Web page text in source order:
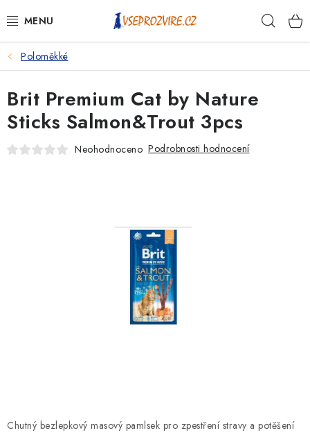
na
PSI
KOČKY
KONĚ
KRÁLÍCI/HLODAVCI/PTÁCI
Poloměkké
Chutný bezlepkový masový pamlsek pro zpestření stravy a potěšení
Brit Premium Cat by Nature
Sticks Salmon&Trout 3pcs
Neohodnoceno Podrobnosti hodnocení